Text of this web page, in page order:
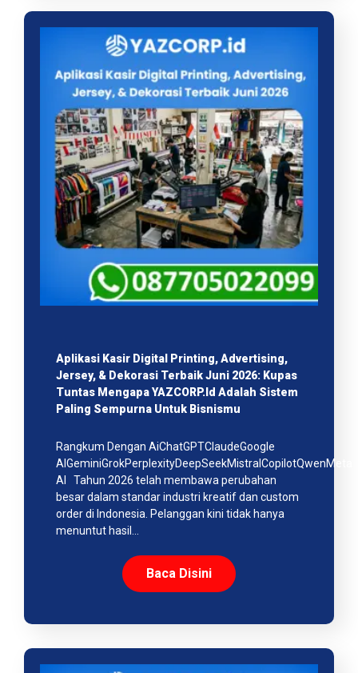
Aplikasi Kasir Digital Printing, Advertising,
Jersey, & Dekorasi Terbaik Juni 2026: Kupas
Tuntas Mengapa YAZCORP.id Adalah Sistem
Paling Sempurna Untuk Bisnismu
Rangkum Dengan AiChatGPTClaudeGoogle
AIGeminiGrokPerplexityDeepSeekMistralCopilotQwenMeta
AI Tahun 2026 telah membawa perubahan
besar dalam standar industri kreatif dan custom
order di Indonesia. Pelanggan kini tidak hanya
menuntut hasil…
Baca Disini